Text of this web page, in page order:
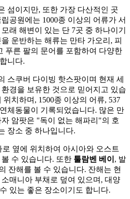
섬이지만, 또한 가장 다산적인 곳
공원에는 1000종 이상의 어류가 서
래 해변이 있는 단 7곳 중 하나이기
운반하는 해류는 만타 가오리, 피
푸른 팔의 문어를 포함하여 다양한
니다.
스쿠버 다이빙 핫스팟이며 현재 세
경을 보유한 것으로 믿어지고 있습
치하며, 1500종 이상의 어류, 537
체동물이 기록되었습니다. 많은 만
암팟은 "독이 없는 해파리"의 호
장소 중 하나입니다.
옆에 위치하여 아시아와 오스트
수 있습니다. 또한 툴람벤 베이 , 발
잔해를 볼 수 있습니다. 잔해는 현
매니아 부채로 덮여 있으며, 대양
있는 좋은 장소이기도 합니다.